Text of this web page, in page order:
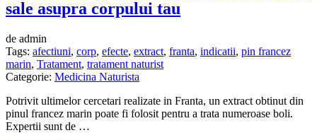
sale asupra corpului tau
de admin
Tags: afectiuni, corp, efecte, extract, franta, indicatii, pin francez
marin, Tratament, tratament naturist
Categorie: Medicina Naturista
Potrivit ultimelor cercetari realizate in Franta, un extract obtinut din
pinul francez marin poate fi folosit pentru a trata numeroase boli.
Expertii sunt de …